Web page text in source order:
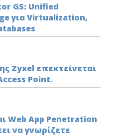
GS: Unified
για Virtualization,
Zyxel επεκτείνεται
Point.
Web App Penetration
να γνωρίζετε